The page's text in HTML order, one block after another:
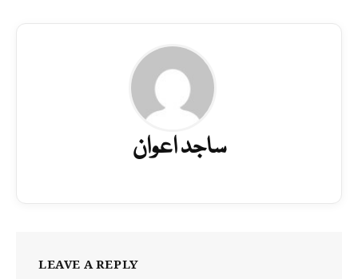
ساجد اعوان
LEAVE A REPLY